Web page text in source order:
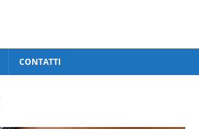
CONTATTI